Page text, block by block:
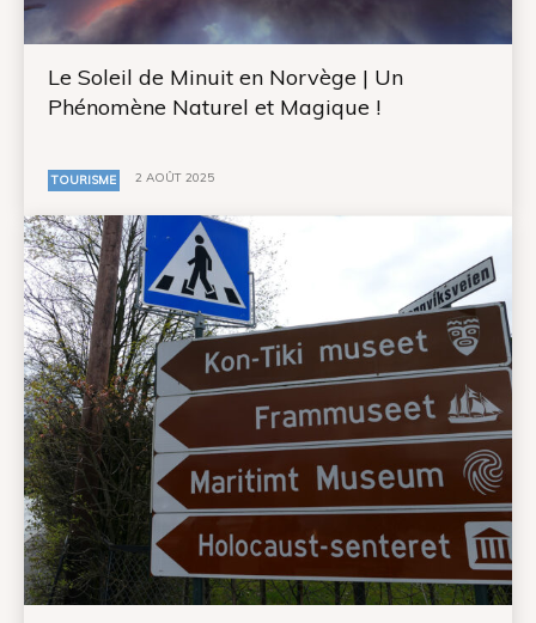
Le Soleil de Minuit en Norvège | Un
Phénomène Naturel et Magique !
TOURISME 2 AOÛT 2025